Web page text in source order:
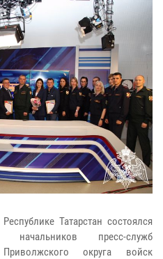
Татарстан состоялся
начальников пресс-служб
округа войск